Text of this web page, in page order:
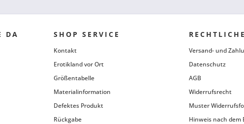
DA SHOP SERVICE
Kontakt
Erotikland vor Ort
Größentabelle
Materialinformation
Defektes Produkt
Rückgabe
Versand- und
Datenschutz
AGB
Widerrufsrecht
Muster
Hinweis nach dem